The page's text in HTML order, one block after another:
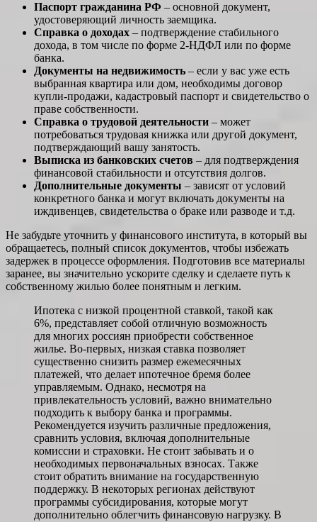
Паспорт гражданина РФ – основной документ,
удостоверяющий личность заемщика.
Справка о доходах – подтверждение стабильного
дохода, в том числе по форме 2-НДФЛ или по форме
банка.
Документы на недвижимость – если у вас уже есть
выбранная квартира или дом, необходимы договор
купли-продажи, кадастровый паспорт и свидетельство о
праве собственности.
Справка о трудовой деятельности – может
потребоваться трудовая книжка или другой документ,
подтверждающий вашу занятость.
Выписка из банковских счетов – для подтверждения
финансовой стабильности и отсутствия долгов.
Дополнительные документы – зависят от условий
конкретного банка и могут включать документы на
иждивенцев, свидетельства о браке или разводе и т.д.
Не забудьте уточнить у финансового института, в который вы
обращаетесь, полный список документов, чтобы избежать
задержек в процессе оформления. Подготовив все материалы
заранее, вы значительно ускорите сделку и сделаете путь к
собственному жилью более понятным и легким.
Ипотека с низкой процентной ставкой, такой как
6%, представляет собой отличную возможность
для многих россиян приобрести собственное
жилье. Во-первых, низкая ставка позволяет
существенно снизить размер ежемесячных
платежей, что делает ипотечное бремя более
управляемым. Однако, несмотря на
привлекательность условий, важно внимательно
подходить к выбору банка и программы.
Рекомендуется изучить различные предложения,
сравнить условия, включая дополнительные
комиссии и страховки. Не стоит забывать и о
необходимых первоначальных взносах. Также
стоит обратить внимание на государственную
поддержку. В некоторых регионах действуют
программы субсидирования, которые могут
дополнительно облегчить финансовую нагрузку. В